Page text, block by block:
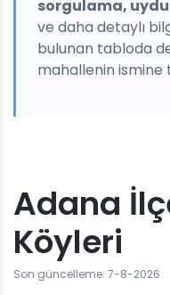
sorgulama,
ve daha detaylı
bulunan tabloda
mahallenin ismine
Adana
Köyleri
Son güncelleme: 7-8-2026